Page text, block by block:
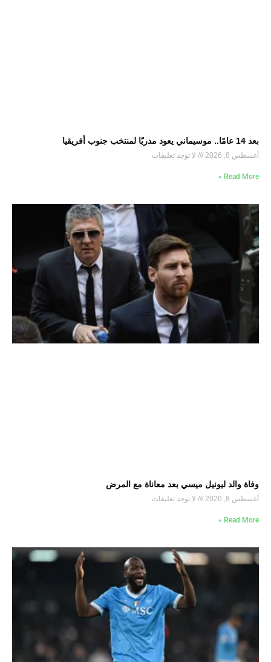
بعد 14 عامًا.. موسيماني يعود مدربًا لمنتخب جنوب أفريقيا
أغسطس 8, 2026 لا توجد تعليقات
Read More »
وفاة والد ليونيل ميسي بعد معاناة مع المرض
أغسطس 8, 2026 لا توجد تعليقات
Read More »